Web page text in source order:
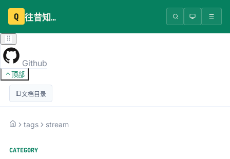
Q 往昔知识库
Github
顶部
文档目录
tags stream
CATEGORY